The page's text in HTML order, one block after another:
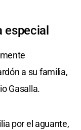
a su familia,
Gasalla.
por el aguante,